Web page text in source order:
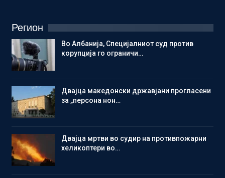
Регион
Во Албанија, Специјалниот суд против
корупција го ограничи…
Двајца македонски државјани прогласени
за „персона нон…
Двајца мртви во судир на противпожарни
хеликоптери во…